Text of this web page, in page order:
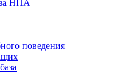
НПА
поведения